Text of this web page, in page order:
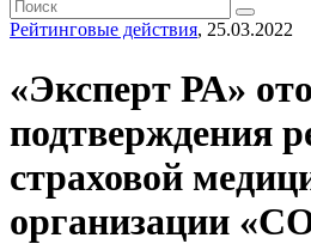
Рейтинговые действия, 25.03.2022
«Эксперт РА»
подтверждения
страховой
организации